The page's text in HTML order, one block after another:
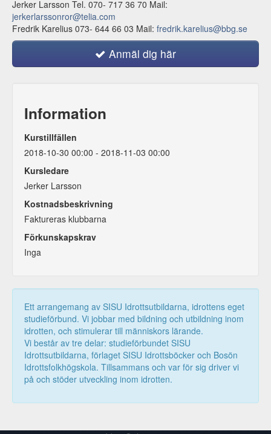
Jerker Larsson Tel. 070- 717 36 70 Mail:
jerkerlarssonror@telia.com
Fredrik Karelius 073- 644 66 03 Mail: fredrik.karelius@bbg.se
Anmäl dig här
Information
Kurstillfällen
2018-10-30 00:00 - 2018-11-03 00:00
Kursledare
Jerker Larsson
Kostnadsbeskrivning
Faktureras klubbarna
Förkunskapskrav
Inga
Ett arrangemang av SISU Idrottsutbildarna, idrottens eget
studieförbund. Vi jobbar med bildning och utbildning inom
idrotten, och stimulerar till människors lärande.
Vi består av tre delar: studieförbundet SISU
Idrottsutbildarna, förlaget SISU Idrottsböcker och Bosön
Idrottsfolkhögskola. Tillsammans och var för sig driver vi
på och stöder utveckling inom idrotten.